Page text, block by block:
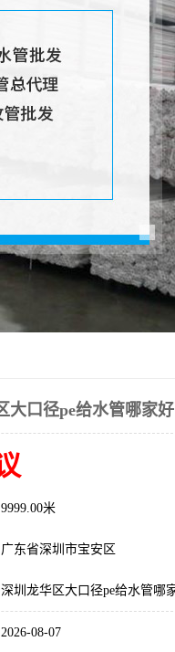
大口径pe给水管哪家
9999.00米
广东省深圳市宝安区
深圳龙华区大口径pe给水管哪
2026-08-07